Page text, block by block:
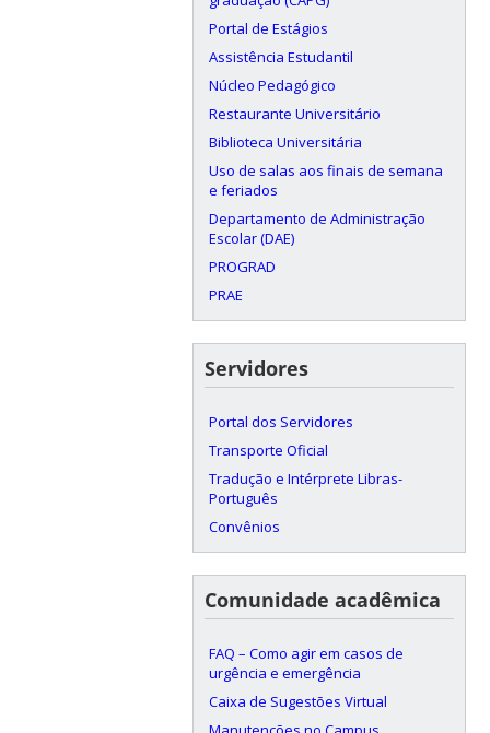
Portal de Estágios
Assistência Estudantil
Núcleo Pedagógico
Restaurante Universitário
Biblioteca Universitária
Uso de salas aos finais de semana
e feriados
Departamento de Administração
Escolar (DAE)
PROGRAD
PRAE
Servidores
Portal dos Servidores
Transporte Oficial
Tradução e Intérprete Libras-
Português
Convênios
Comunidade acadêmica
FAQ – Como agir em casos de
urgência e emergência
Caixa de Sugestões Virtual